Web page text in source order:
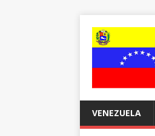
VENEZUELA